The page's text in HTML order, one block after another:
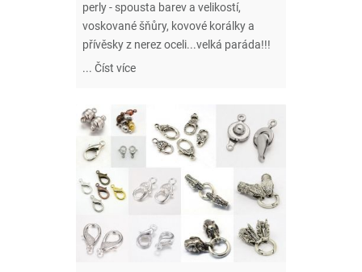
perly - spousta barev a velikostí,
voskované šňůry, kovové korálky a
přívěsky z nerez oceli...velká paráda!!!
... Číst více